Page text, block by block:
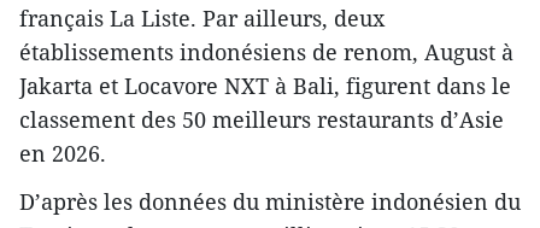
français La Liste. Par ailleurs, deux
établissements indonésiens de renom, August à
Jakarta et Locavore NXT à Bali, figurent dans le
classement des 50 meilleurs restaurants d’Asie
en 2026.
D’après les données du ministère indonésien du